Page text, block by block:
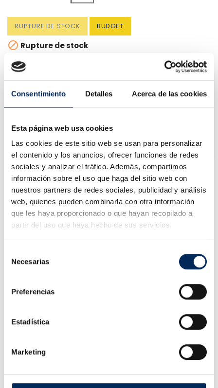
Consentimiento Detalles Acerca de las cookies
Esta página web usa cookies
Las cookies de este sitio web se usan para personalizar
el contenido y los anuncios, ofrecer funciones de redes
sociales y analizar el tráfico. Además, compartimos
información sobre el uso que haga del sitio web con
nuestros partners de redes sociales, publicidad y análisis
web, quienes pueden combinarla con otra información
que les haya proporcionado o que hayan recopilado a
partir del uso que haya hecho de sus servicios.
Necesarias
Preferencias
Estadística
Marketing
RUPTURE DE STOCK BUDGET
 Rupture de stock
PRÉVENEZ-MOI LORSQUE LE PRODUIT EST
DISPONIBLE
Livraison 4 a 10 jours.
Possibilité de ramasser en
Description
Capacité 10 tonnes
Dimensions de l'emballage 307 x 38 x 36 cm